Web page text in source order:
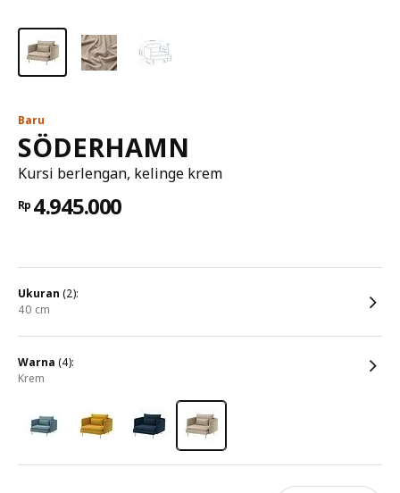
Baru
SÖDERHAMN
Kursi berlengan, kelinge krem
Rp 4.945.000
ukuran (2):
40 cm
warna (4):
krem